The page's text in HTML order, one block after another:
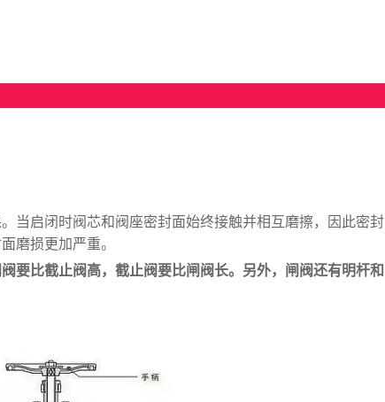
当启闭时阀芯和阀座密封面始终接触并相互磨擦，因此密封
磨损更加严重。
要比截止阀高，截止阀要比闸阀长。另外，闸阀还有明杆和